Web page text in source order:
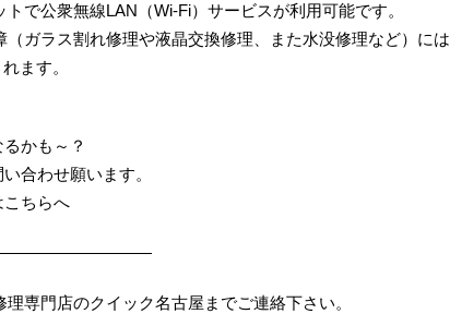
で公衆無線LAN（Wi-Fi）サービスが利用可能です。
（ガラス割れ修理や液晶交換修理、また水没修理など）には
ます。
かも～？
合わせ願います。
ちらへ
専門店のクイック名古屋までご連絡下さい。